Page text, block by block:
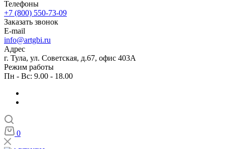
Телефоны
+7 (800) 550-73-09
Заказать звонок
E-mail
info@artgbi.ru
Адрес
г. Тула, ул. Советская, д.67, офис 403А
Режим работы
Пн - Вс: 9.00 - 18.00
0